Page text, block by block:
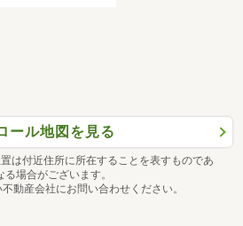
ール地図を見る
は付近住所に所在することを表すものであ
場合がございます。
動産会社にお問い合わせください。